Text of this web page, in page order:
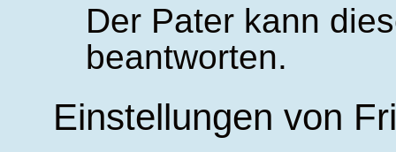
Der Pater kann
beantworten.
Einstellungen von